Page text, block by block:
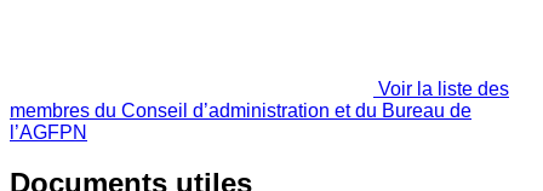
Voir la liste des
membres du Conseil d’administration et du Bureau de
l’AGFPN
Documents utiles